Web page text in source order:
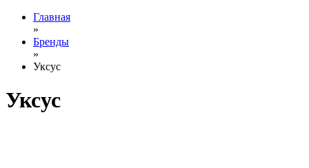
Главная
»
Бренды
»
Уксус
Уксус